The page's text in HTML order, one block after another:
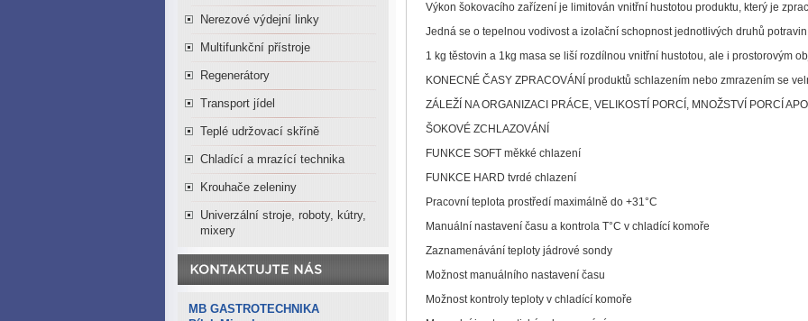
Nerezové výdejní linky
Multifunkční přístroje
Regenerátory
Transport jídel
Teplé udržovací skříně
Chladící a mrazící technika
Krouhače zeleniny
Univerzální stroje, roboty, kútry,
mixery
MB GASTROTECHNIKA
Výkon šokovacího zařízení je limitován vnitřní hustotou produktu, který je
Jedná se o tepelnou vodivost a izolační schopnost jednotlivých druhů potravin
1 kg těstovin a 1kg masa se liší rozdílnou vnitřní hustotou, ale i prostorovým
KONECNÉ ČASY ZPRACOVÁNÍ produktů schlazením nebo zmrazením se
ZÁLEŽÍ NA ORGANIZACI PRÁCE, VELIKOSTÍ PORCÍ, MNOŽSTVÍ PORCÍ
ŠOKOVÉ ZCHLAZOVÁNÍ
FUNKCE SOFT měkké chlazení
FUNKCE HARD tvrdé chlazení
Pracovní teplota prostředí maximálně do +31°C
Manuální nastavení času a kontrola T°C v chladící komoře
Zaznamenávání teploty jádrové sondy
Možnost manuálního nastavení času
Možnost kontroly teploty v chladící komoře